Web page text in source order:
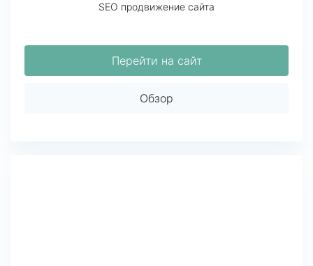
SEO продвижение сайта
Перейти на сайт
Обзор